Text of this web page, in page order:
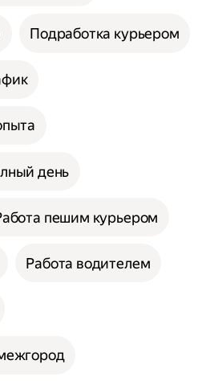
Подработка курьером
день
пешим курьером
Работа водителем